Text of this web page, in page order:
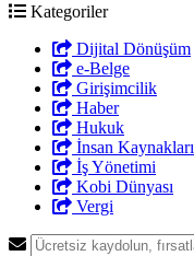
Kategoriler
Dijital Dönüşüm
e-Belge
Girişimcilik
Haber
Hukuk
İnsan Kaynakları
İş Yönetimi
Kobi Dünyası
Vergi